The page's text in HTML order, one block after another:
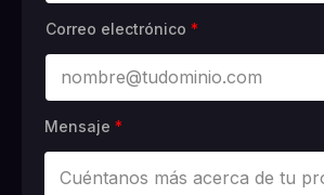
Correo electrónico *
Mensaje *